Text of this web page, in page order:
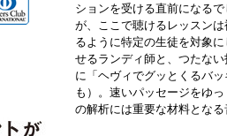
ションを受ける直前になる
が、ここで聴けるレッスン
るように特定の生徒を対象
せるランディ師と、つたな
に「ヘヴィでグッとくるバ
も）。速いパッセージをゆ
の解析には重要な材料となる